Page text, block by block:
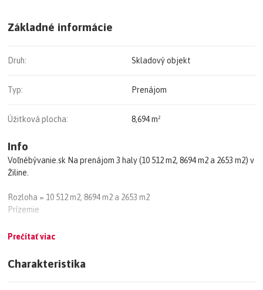
Základné informácie
Druh: Skladový objekt
Typ: Prenájom
Úžitková plocha: 8,694 m²
Info
Voľnébývanie.sk Na prenájom 3 haly (10 512 m2, 8694 m2 a 2653 m2) v
Žiline.
Rozloha = 10 512 m2, 8694 m2 a 2653 m2
Prízemie
Minimálna doba prenájmu = 5 rokov
Cena = Dohodou
Prečítať viac
Charakteristika